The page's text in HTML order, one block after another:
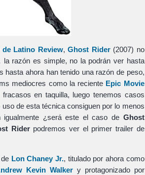
Latino Review,Ghost Rider(2007) no
razón es simple, no la podrán ver hasta
ahora han tenido una razón de peso,
mediocres como la reciente Epic Movie
en taquilla, luego tenemos casos
uso de esta técnica consiguen por lo menos
igualmente ¿será este el caso de Ghost
Riderpodremos ver el primer trailer de
Lon Chaney Jr., titulado por ahora como
Kevin Walker y protagonizado por